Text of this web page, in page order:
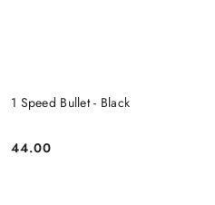
1 Speed Bullet - Black
Cena:
44.00